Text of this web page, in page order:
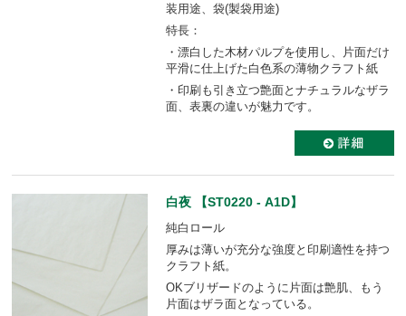
装用途、袋(製袋用途)
特長：
・漂白した木材パルプを使用し、片面だけ
平滑に仕上げた白色系の薄物クラフト紙
・印刷も引き立つ艶面とナチュラルなザラ
面、表裏の違いが魅力です。
白夜 【ST0220 - A1D】
純白ロール
厚みは薄いが充分な強度と印刷適性を持つ
クラフト紙。
OKブリザードのように片面は艶肌、もう
片面はザラ面となっている。